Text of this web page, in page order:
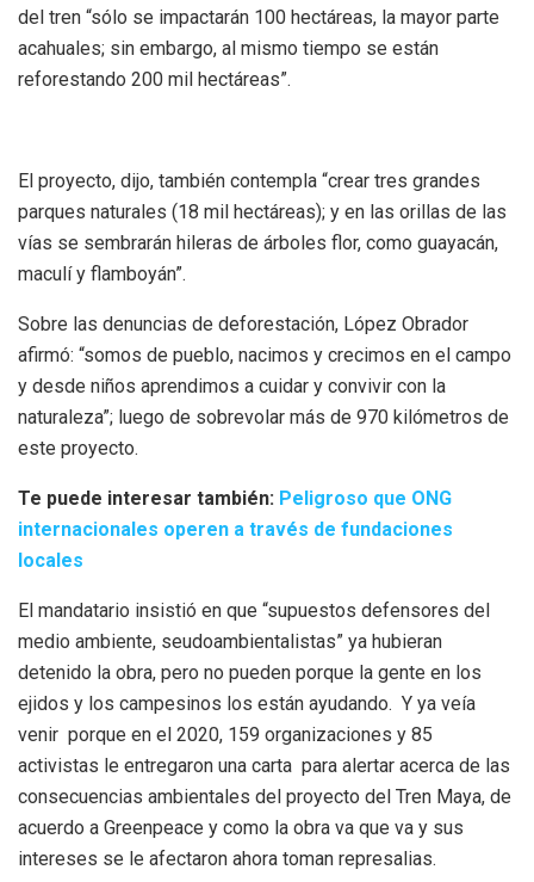
del tren “sólo se impactarán 100 hectáreas, la mayor parte
acahuales; sin embargo, al mismo tiempo se están
reforestando 200 mil hectáreas”.
El proyecto, dijo, también contempla “crear tres grandes
parques naturales (18 mil hectáreas); y en las orillas de las
vías se sembrarán hileras de árboles flor, como guayacán,
maculí y flamboyán”.
Sobre las denuncias de deforestación, López Obrador
afirmó: “somos de pueblo, nacimos y crecimos en el campo
y desde niños aprendimos a cuidar y convivir con la
naturaleza”; luego de sobrevolar más de 970 kilómetros de
este proyecto.
Te puede interesar también: Peligroso que ONG
internacionales operen a través de fundaciones
locales
El mandatario insistió en que “supuestos defensores del
medio ambiente, seudoambientalistas” ya hubieran
detenido la obra, pero no pueden porque la gente en los
ejidos y los campesinos los están ayudando. Y ya veía
venir porque en el 2020, 159 organizaciones y 85
activistas le entregaron una carta para alertar acerca de las
consecuencias ambientales del proyecto del Tren Maya, de
acuerdo a Greenpeace y como la obra va que va y sus
intereses se le afectaron ahora toman represalias.